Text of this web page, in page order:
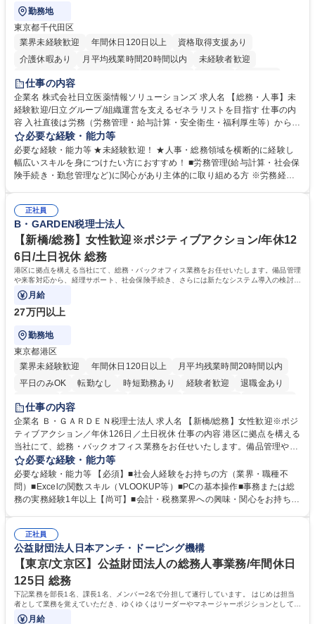
勤務地
東京都千代田区
業界未経験歓迎
年間休日120日以上
資格取得支援あり
介護休暇あり
月平均残業時間20時間以内
未経験者歓迎
住宅手当あり
育休あり
完全週休2日制 交通費支給 土日祝休み 寮・社宅あり
仕事の内容
企業名 株式会社日立医薬情報ソリューションズ 求人名 【総務・人事】未
経験歓迎/日立グループ/組織運営を支えるゼネラリストを目指す 仕事の内
容 入社直後は労務（労務管理・給与計算・安全衛生・福利厚生等）からお
任せいたします。将来は総務・採用・教育業務へ守備範囲を広げ、組織運
営を支えるゼネラリストをめざせます。 ・初期業務：労働時間管理、給与
計算、社会保険対応、福利厚生管理、安全衛生、健康経営推進等をお任せ
します。ご経験に応じて、休職者管理など、幅広く経験を積んでいただき
幅広く経験を積みたい意欲がある方に最適な環境です。 募集職種 【総
務・人事】未経験歓迎/日立グループ/組織運営を支えるゼネラリストを目
指す
必要な経験・能力等
必要な経験・能力等 ★未経験歓迎！ ★人事・総務領域を横断的に経験し
幅広いスキルを身につけたい方におすすめ！ ■労務管理(給与計算・社会保
険手続き・勤怠管理など)に関心があり主体的に取り組める方 ※労務経験
のご経験 ■労務管理（給与計算・社会保険手続き・勤怠管理など）の経験
■衛生管理者の資格をお持ちの方 学歴・資格 学歴：大学院 大学 高専 短大
専修学校 高校 語学力： 資格：
正社員
B・GARDEN税理士法人
【新橋/総務】女性歓迎※ポジティブアクション/年休12
6日/土日祝休 総務
港区に拠点を構える当社にて、総務・バックオフィス業務をお任せいたします。備品管理
や来客対応から、経理サポート、社会保険手続き、さらには新たなシステム導入の検討ま
で、幅広く組織を支える役割です。
月給
27万円以上
勤務地
東京都港区
業界未経験歓迎
年間休日120日以上
月平均残業時間20時間以内
平日のみOK
転勤なし 時短勤務あり 経験者歓迎
退職金あり
賞与あり
完全週休2日制
服装自由
仕事の内容
企業名 Ｂ・ＧＡＲＤＥＮ税理士法人 求人名 【新橋/総務】女性歓迎※ポジ
ティブアクション／年休126日／土日祝休 仕事の内容 港区に拠点を構える
当社にて、総務・バックオフィス業務をお任せいたします。備品管理や来
客対応から、経理サポート、社会保険手続き、さらには新たなシステム導
入の検討まで、幅広く組織を支える役割です。 ■備品発注・在庫管理、郵
送物対応、電話・来客対応 ■金融機関への外出業務（入出金管理補助）、
福利厚生・社内イベントの運営管理 ■社内ルールの整備、職場環境の改善
社内新システムの導入検討・比較検証 募集職種 【新橋/総務】女性歓迎※
ポジティブアクション／年休126日／土日祝休
必要な経験・能力等
必要な経験・能力等 【必須】■社会人経験をお持ちの方（業界・職種不
問）■Excelの関数スキル（VLOOKUP等）■PCの基本操作■事務または総
務の実務経験1年以上【尚可】■会計・税務業界への興味・関心をお持ちの
ィブアクション 学歴・資格 学歴：大学院 大学 高専 短大 専修学校 高校 語
学力： 資格：
正社員
公益財団法人日本アンチ・ドーピング機構
【東京/文京区】公益財団法人の総務人事業務/年間休日
125日 総務
下記業務を部長1名、課長1名、メンバー2名で分担して遂行しています。 はじめは担当
者として業務を覚えていただき、ゆくゆくはリーダーやマネージャーポジションとして活
躍いただくことを期待しています。
月給